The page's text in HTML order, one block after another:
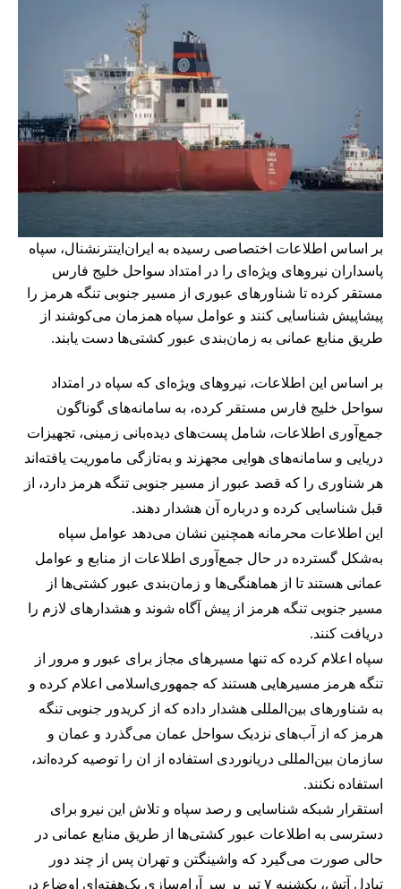
بر اساس اطلاعات اختصاصی رسیده به ایران‌اینترنشنال، سپاه
پاسداران نیروهای ویژه‌ای را در امتداد سواحل خلیج فارس
مستقر کرده تا شناورهای عبوری از مسیر جنوبی تنگه هرمز را
پیشاپیش شناسایی کنند و عوامل سپاه همزمان می‌کوشند از
طریق منابع عمانی به زمان‌بندی عبور کشتی‌ها دست یابند.
بر اساس این اطلاعات، نیروهای ویژه‌ای که سپاه در امتداد
سواحل خلیج فارس مستقر کرده، به سامانه‌های گوناگون
جمع‌آوری اطلاعات، شامل پست‌های دیده‌بانی زمینی، تجهیزات
دریایی و سامانه‌های هوایی مجهزند و به‌تازگی ماموریت یافته‌اند
هر شناوری را که قصد عبور از مسیر جنوبی تنگه هرمز دارد، از
قبل شناسایی کرده و درباره آن هشدار دهند.
این اطلاعات محرمانه همچنین نشان می‌دهد عوامل سپاه
به‌شکل گسترده در حال جمع‌آوری اطلاعات از منابع و عوامل
عمانی هستند تا از هماهنگی‌ها و زمان‌بندی عبور کشتی‌ها از
مسیر جنوبی تنگه هرمز از پیش آگاه شوند و هشدارهای لازم را
دریافت کنند.
سپاه اعلام کرده که تنها مسیرهای مجاز برای عبور و مرور از
تنگه هرمز مسیرهایی هستند که جمهوری‌اسلامی اعلام کرده و
به شناورهای بین‌المللی هشدار داده که از کریدور جنوبی تنگه
هرمز که از آب‌های نزدیک سواحل عمان می‌گذرد و عمان و
سازمان بین‌المللی دریانوردی استفاده از ان را توصیه کرده‌اند،
استفاده نکنند.
استقرار شبکه شناسایی و رصد سپاه و تلاش این نیرو برای
دسترسی به اطلاعات عبور کشتی‌ها از طریق منابع عمانی در
حالی صورت می‌گیرد که واشینگتن و تهران پس از چند دور
تبادل آتش، یکشنبه ۷ تیر بر سر آرام‌سازی یک‌هفته‌ای اوضاع در